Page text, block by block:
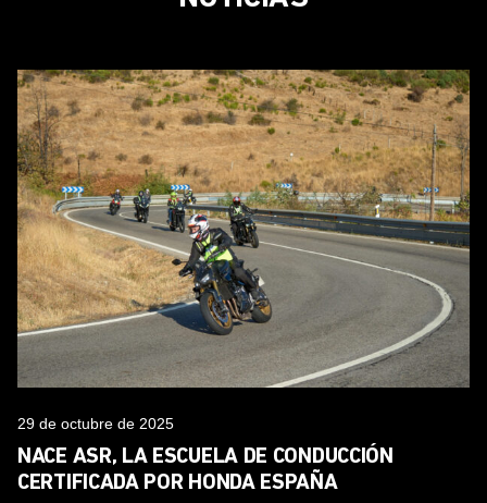
29 de octubre de 2025
NACE ASR, LA ESCUELA DE CONDUCCIÓN
CERTIFICADA POR HONDA ESPAÑA